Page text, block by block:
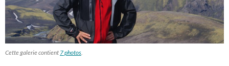
Cette galerie contient 7 photos